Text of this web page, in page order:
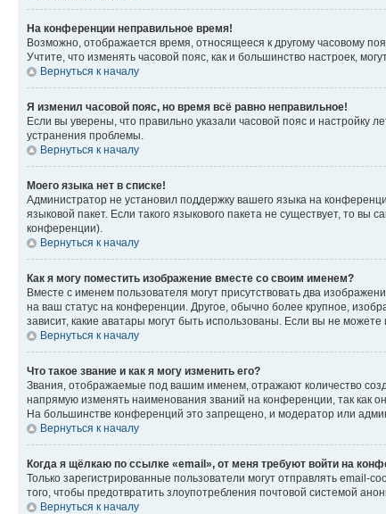
На конференции неправильное время!
Возможно, отображается время, относящееся к другому часовому
Учтите, что изменять часовой пояс, как и большинство настроек,
Вернуться к началу
Я изменил часовой пояс, но время всё равно неправильное!
Если вы уверены, что правильно указали часовой пояс и настройку
устранения проблемы.
Вернуться к началу
Моего языка нет в списке!
Администратор не установил поддержку вашего языка на
языковой пакет. Если такого языкового пакета не существует, то
конференции).
Вернуться к началу
Как я могу поместить изображение вместе со своим именем?
Вместе с именем пользователя могут присутствовать два
на ваш статус на конференции. Другое, обычно более крупное,
зависит, какие аватары могут быть использованы. Если вы не
Вернуться к началу
Что такое звание и как я могу изменить его?
Звания, отображаемые под вашим именем, отражают количество
напрямую изменять наименования званий на конференции, так как
На большинстве конференций это запрещено, и модератор или
Вернуться к началу
Когда я щёлкаю по ссылке «email», от меня требуют войти на
Только зарегистрированные пользователи могут отправлять
того, чтобы предотвратить злоупотребления почтовой системой
Вернуться к началу